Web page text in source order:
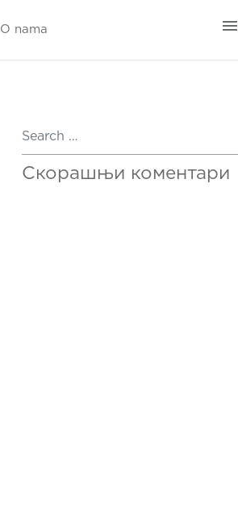
O nama menu
Скорашњи коментари